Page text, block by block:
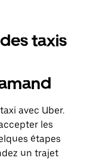
taxis
avec Uber.
les
étapes
un trajet